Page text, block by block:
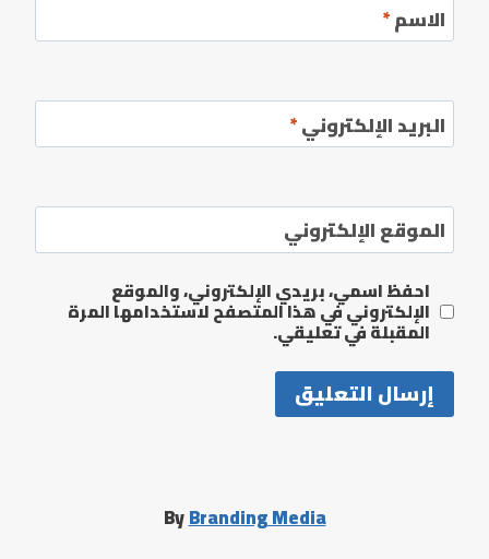
الاسم*
البريد الإلكتروني*
الموقع الإلكتروني
احفظ اسمي، بريدي الإلكتروني، والموقع
الإلكتروني في هذا المتصفح لاستخدامها المرة
المقبلة في تعليقي.
ByBranding Media